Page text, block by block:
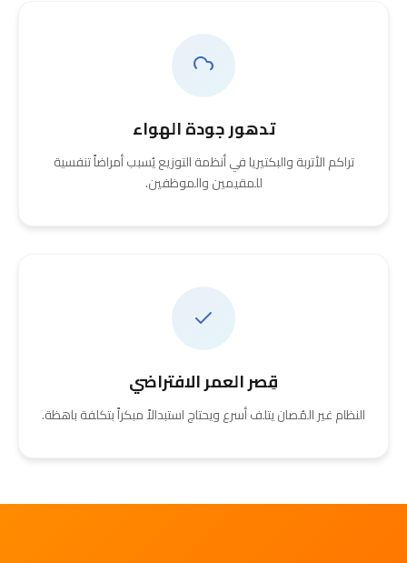
تدهور جودة الهواء
تراكم الأتربة والبكتيريا في أنظمة التوزيع يُسبب أمراضاً تنفسية
للمقيمين والموظفين.
قِصر العمر الافتراضي
النظام غير المُصان يتلف أسرع ويحتاج استبدالاً مبكراً بتكلفة باهظة.